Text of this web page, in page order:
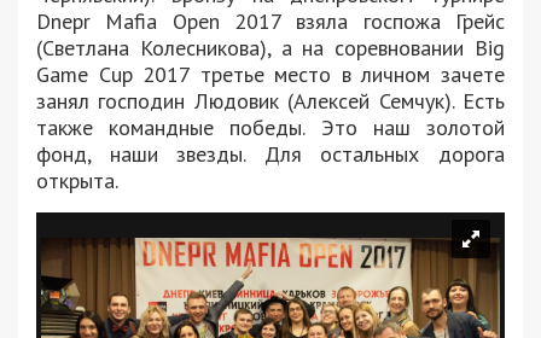
Dnepr Mafia Open 2017 взяла госпожа Грейс
(Светлана Колесникова), а на соревновании Big
Game Cup 2017 третье место в личном зачете
занял господин Людовик (Алексей Семчук). Есть
также командные победы. Это наш золотой
фонд, наши звезды. Для остальных дорога
открыта.